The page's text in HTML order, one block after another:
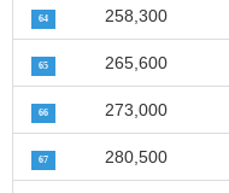
64 258,300
65 265,600
66 273,000
67 280,500